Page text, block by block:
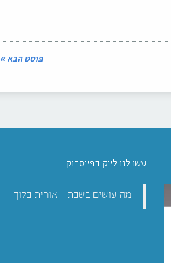
פוסט הבא »
עשו לנו לייק בפייסבוק
מה עושים בשבת - אורית בלוך